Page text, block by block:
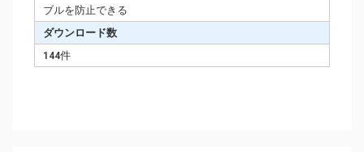
ブルを防止できる
ダウンロード数
144件